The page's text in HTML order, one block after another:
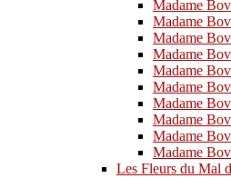
Madame
Madame
Madame
Madame
Madame
Madame
Madame
Madame
Madame
Madame
Les Fleurs du Mal